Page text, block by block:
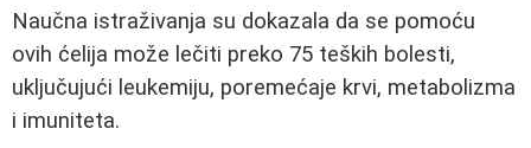
Naučna istraživanja su dokazala da se pomoću
ovih ćelija može lečiti preko 75 teških bolesti,
uključujući leukemiju, poremećaje krvi, metabolizma
i imuniteta.